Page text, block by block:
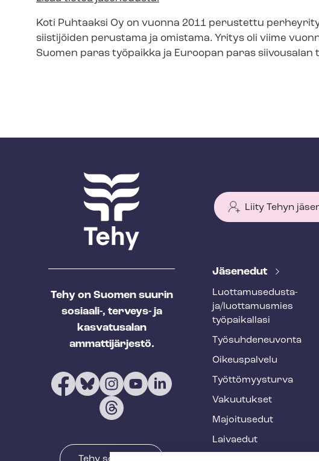
Koti Puhtaaksi Oy on vuonna 2011 perustettu
siistijöiden perustama ja omistama. Yritys oli viime
Suomen paras työpaikka ja Euroopan paras siivousalan
Tehy on Suomen suurin
sosiaali-, terveys- ja
kasvatusalan
ammattijärjestö.
Liity Tehyn
T
h
y
f
o
o
t
e
r
Jäsenedut
Luot­ta­muse­dus­ta­
ja/luottamusmies
työpaikallasi
Työ­suh­de­neu­von­ta
Oikeuspalvelu
Työt­tö­myys­tur­va
Vakuutukset
Majoitusedut
Laivaedut